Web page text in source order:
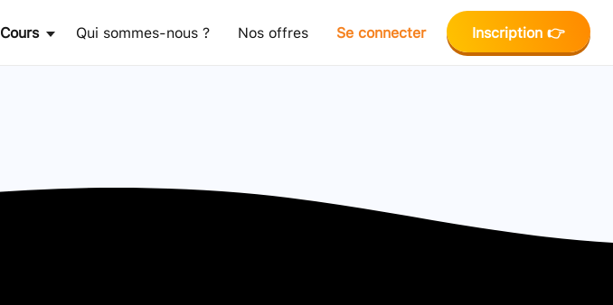
Cours Qui sommes-nous ? Nos offres Se connecter Inscription 👉